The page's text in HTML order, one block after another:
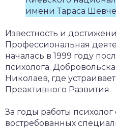
имени Тараса
Известность и
Профессиональная
началась в 1999 году
психолога.
Николаев, где
Преактивного Развития.
За годы работы
востребованных